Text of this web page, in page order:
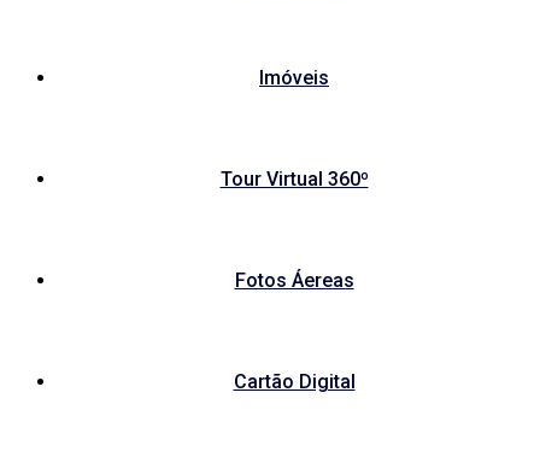
Imóveis
Tour Virtual 360º
Fotos Áereas
Cartão Digital